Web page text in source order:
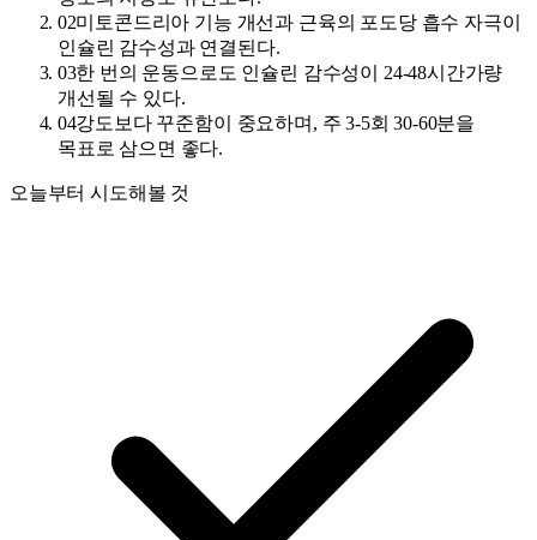
02미토콘드리아 기능 개선과 근육의 포도당 흡수 자극이
인슐린 감수성과 연결된다.
03한 번의 운동으로도 인슐린 감수성이 24-48시간가량
개선될 수 있다.
04강도보다 꾸준함이 중요하며, 주 3-5회 30-60분을
목표로 삼으면 좋다.
오늘부터 시도해볼 것